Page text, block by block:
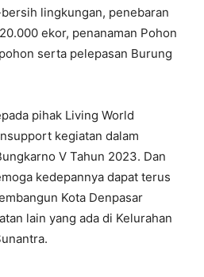
lingkungan, penebaran
ekor, penanaman Pohon
serta pelepasan Burung
pihak Living World
kegiatan dalam
V Tahun 2023. Dan
kedepannya dapat terus
Kota Denpasar
lain yang ada di Kelurahan